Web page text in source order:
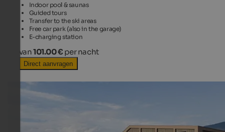
Indoor pool & saunas
Guided tours
Transfer to the ski areas
Free car park (also in the garage)
E-charging station
van101.00 € per nacht
Direct aanvragen